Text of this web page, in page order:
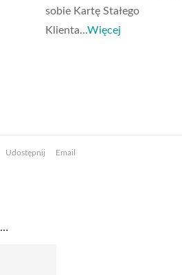
sobie Kartę Stałego
Klienta...Więcej
Udostępnij Email
Nawet 10% rabatu na Zakupy z Kartą Stałego Klienta Optiland